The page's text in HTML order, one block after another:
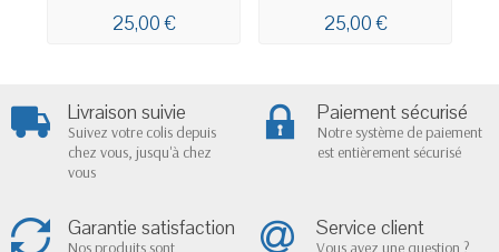
25,00 € 25,00 €
Livraison suivie
Suivez votre colis depuis
chez vous, jusqu'à chez
vous
Paiement sécurisé
Notre système de paiement
est entièrement sécurisé
Garantie satisfaction
Nos produits sont
Service client
Vous avez une question ?